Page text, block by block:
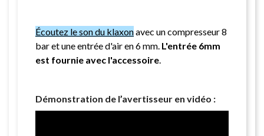
Écoutez le son du klaxonavec un compresseur 8
bar et une entrée d'air en 6 mm. L'entrée 6mm
est fournie avec l'accessoire.
Démonstration de l’avertisseur en vidéo :